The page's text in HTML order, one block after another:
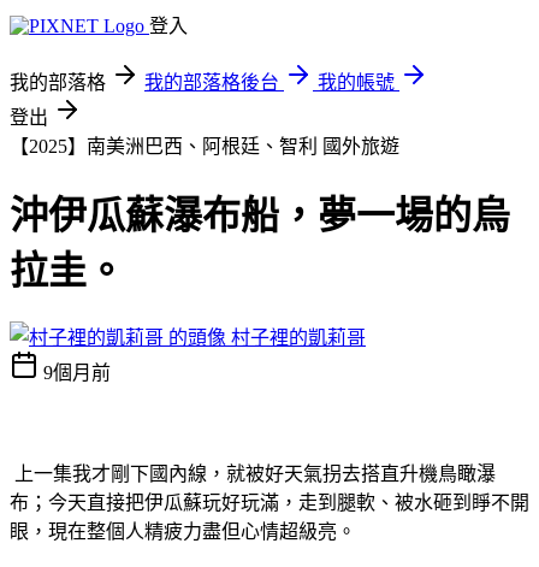
登入
我的部落格 我的部落格後台
我的帳號
登出
【2025】南美洲巴西、阿根廷、智利
國外旅遊
沖伊瓜蘇瀑布船，夢一場的烏
拉圭。
村子裡的凱莉哥
9個月前
上一集我才剛下國內線，就被好天氣拐去搭直升機鳥瞰瀑
布；今天直接把伊瓜蘇玩好玩滿，走到腿軟、被水砸到睜不開
眼，現在整個人精疲力盡但心情超級亮。